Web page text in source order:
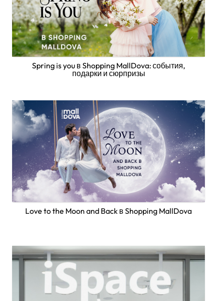
Spring is you в Shopping MallDova: события,
подарки и сюрпризы
Love to the Moon and Back в Shopping MallDova